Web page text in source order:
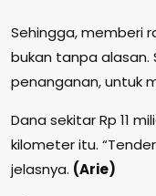
Sehingga, memberi
bukan tanpa alasan.
penanganan, untuk
Dana sekitar Rp 11
kilometer itu.
jelasnya. (Arie)